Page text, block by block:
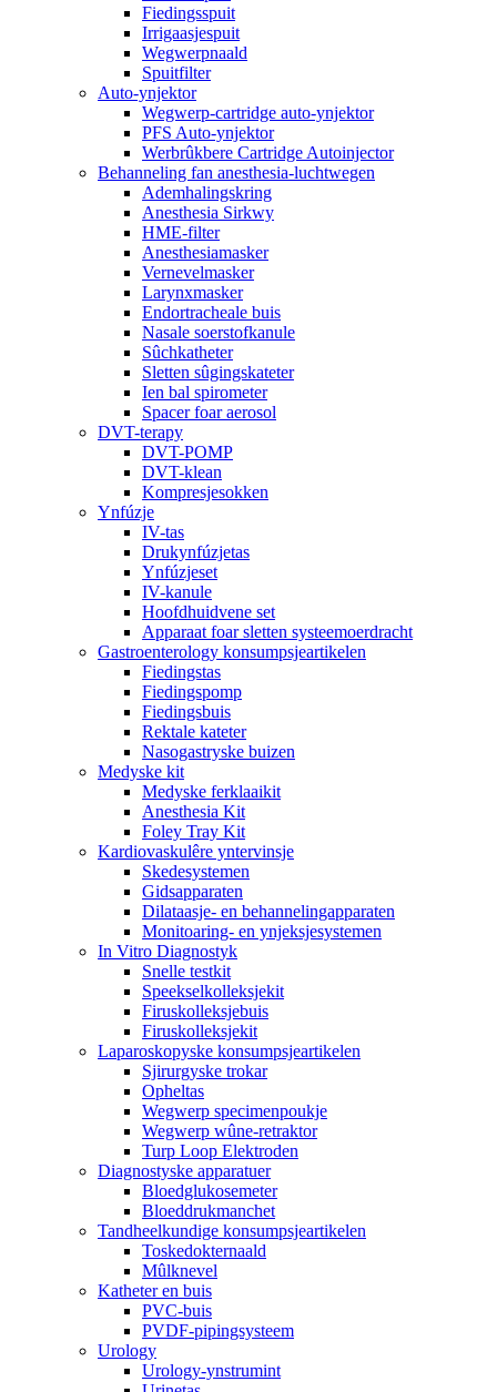
Fiedingsspuit
Irrigaasjespuit
Wegwerpnaald
Spuitfilter
Auto-ynjektor
Wegwerp-cartridge auto-ynjektor
PFS Auto-ynjektor
Werbrûkbere Cartridge Autoinjector
Behanneling fan anesthesia-luchtwegen
Ademhalingskring
Anesthesia Sirkwy
HME-filter
Anesthesiamasker
Vernevelmasker
Larynxmasker
Endortracheale buis
Nasale soerstofkanule
Sûchkatheter
Sletten sûgingskateter
Ien bal spirometer
Spacer foar aerosol
DVT-terapy
DVT-POMP
DVT-klean
Kompresjesokken
Ynfúzje
IV-tas
Drukynfúzjetas
Ynfúzjeset
IV-kanule
Hoofdhuidvene set
Apparaat foar sletten systeemoerdracht
Gastroenterology konsumpsjeartikelen
Fiedingstas
Fiedingspomp
Fiedingsbuis
Rektale kateter
Nasogastryske buizen
Medyske kit
Medyske ferklaaikit
Anesthesia Kit
Foley Tray Kit
Kardiovaskulêre yntervinsje
Skedesystemen
Gidsapparaten
Dilataasje- en behannelingapparaten
Monitoaring- en ynjeksjesystemen
In Vitro Diagnostyk
Snelle testkit
Speekselkolleksjekit
Firuskolleksjebuis
Firuskolleksjekit
Laparoskopyske konsumpsjeartikelen
Sjirurgyske trokar
Opheltas
Wegwerp specimenpoukje
Wegwerp wûne-retraktor
Turp Loop Elektroden
Diagnostyske apparatuer
Bloedglukosemeter
Bloeddrukmanchet
Tandheelkundige konsumpsjeartikelen
Toskedokternaald
Mûlknevel
Katheter en buis
PVC-buis
PVDF-pipingsysteem
Urology
Urology-ynstrumint